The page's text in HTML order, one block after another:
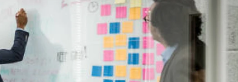
Bolu
Burdur